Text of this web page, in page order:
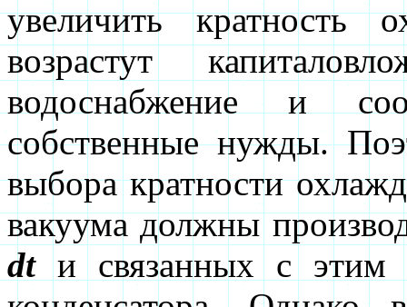
увеличить
возрастут
водоснабжение и
собственные нужды.
выбора кратности
вакуума должны
dtи связанных с этим